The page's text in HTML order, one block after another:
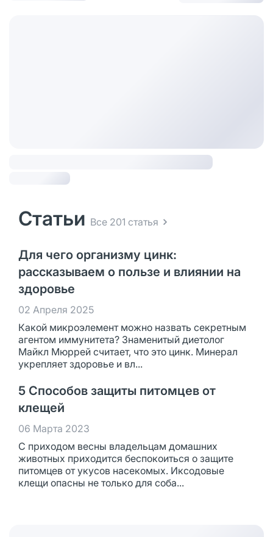
Статьи Все 201 статья
Для чего организму цинк:
рассказываем о пользе и влиянии на
здоровье
02 Апреля 2025
Какой микроэлемент можно назвать секретным
агентом иммунитета? Знаменитый диетолог
Майкл Мюррей считает, что это цинк. Минерал
укрепляет здоровье и вл...
5 Способов защиты питомцев от
клещей
06 Марта 2023
С приходом весны владельцам домашних
животных приходится беспокоиться о защите
питомцев от укусов насекомых. Иксодовые
клещи опасны не только для соба...